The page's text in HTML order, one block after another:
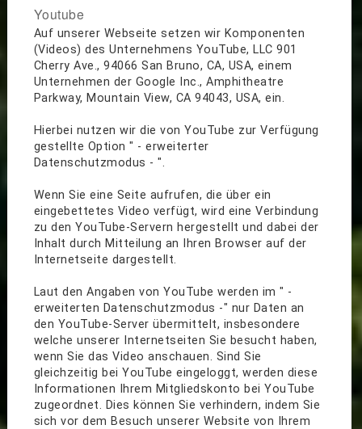
Youtube
Auf unserer Webseite setzen wir Komponenten
(Videos) des Unternehmens YouTube, LLC 901
Cherry Ave., 94066 San Bruno, CA, USA, einem
Unternehmen der Google Inc., Amphitheatre
Parkway, Mountain View, CA 94043, USA, ein.
Hierbei nutzen wir die von YouTube zur Verfügung
gestellte Option " - erweiterter
Datenschutzmodus - ".
Wenn Sie eine Seite aufrufen, die über ein
eingebettetes Video verfügt, wird eine Verbindung
zu den YouTube-Servern hergestellt und dabei der
Inhalt durch Mitteilung an Ihren Browser auf der
Internetseite dargestellt.
Laut den Angaben von YouTube werden im " -
erweiterten Datenschutzmodus -" nur Daten an
den YouTube-Server übermittelt, insbesondere
welche unserer Internetseiten Sie besucht haben,
wenn Sie das Video anschauen. Sind Sie
gleichzeitig bei YouTube eingeloggt, werden diese
Informationen Ihrem Mitgliedskonto bei YouTube
zugeordnet. Dies können Sie verhindern, indem Sie
sich vor dem Besuch unserer Website von Ihrem